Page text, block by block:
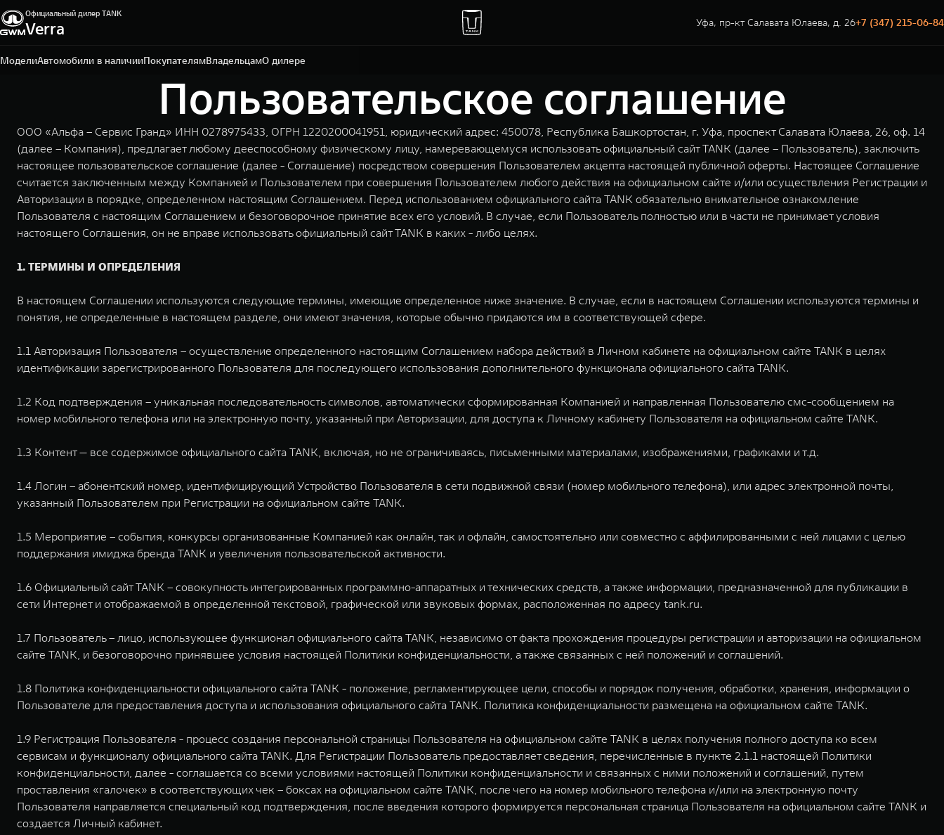
Официальный дилер TANK
Verra Уфа, пр-кт Салавата Юлаева, д. 26+7 (347) 215-06-84
МоделиАвтомобили в наличииПокупателямВладельцамО дилере
Уфа, пр-кт Салавата Юлаева, д. 26
+7 (347) 215-06-84
Пользовательское соглашение
ООО «Альфа – Сервис Гранд» ИНН 0278975433, ОГРН 1220200041951, юридический адрес: 450078, Республика Башкортостан, г. Уфа, проспект Салавата Юлаева, 26, оф. 14
(далее – Компания), предлагает любому дееспособному физическому лицу, намеревающемуся использовать официальный сайт TANK (далее – Пользователь), заключить
настоящее пользовательское соглашение (далее - Соглашение) посредством совершения Пользователем акцепта настоящей публичной оферты. Настоящее Соглашение
считается заключенным между Компанией и Пользователем при совершения Пользователем любого действия на официальном сайте и/или осуществления Регистрации и
Авторизации в порядке, определенном настоящим Соглашением. Перед использованием официального сайта TANK обязательно внимательное ознакомление
Пользователя с настоящим Соглашением и безоговорочное принятие всех его условий. В случае, если Пользователь полностью или в части не принимает условия
настоящего Соглашения, он не вправе использовать официальный сайт TANK в каких - либо целях.
1. ТЕРМИНЫ И ОПРЕДЕЛЕНИЯ
В настоящем Соглашении используются следующие термины, имеющие определенное ниже значение. В случае, если в настоящем Соглашении используются термины и
понятия, не определенные в настоящем разделе, они имеют значения, которые обычно придаются им в соответствующей сфере.
1.1 Авторизация Пользователя – осуществление определенного настоящим Соглашением набора действий в Личном кабинете на официальном сайте TANK в целях
идентификации зарегистрированного Пользователя для последующего использования дополнительного функционала официального сайта TANK.
1.2 Код подтверждения – уникальная последовательность символов, автоматически сформированная Компанией и направленная Пользователю смс-сообщением на
номер мобильного телефона или на электронную почту, указанный при Авторизации, для доступа к Личному кабинету Пользователя на официальном сайте TANK.
1.3 Контент — все содержимое официального сайта TANK, включая, но не ограничиваясь, письменными материалами, изображениями, графиками и т.д.
1.4 Логин – абонентский номер, идентифицирующий Устройство Пользователя в сети подвижной связи (номер мобильного телефона), или адрес электронной почты,
указанный Пользователем при Регистрации на официальном сайте TANK.
1.5 Мероприятие – события, конкурсы организованные Компанией как онлайн, так и офлайн, самостоятельно или совместно с аффилированными с ней лицами с целью
поддержания имиджа бренда TANK и увеличения пользовательской активности.
1.6 Официальный сайт TANK – совокупность интегрированных программно-аппаратных и технических средств, а также информации, предназначенной для публикации в
сети Интернет и отображаемой в определенной текстовой, графической или звуковых формах, расположенная по адресу tank.ru.
1.7 Пользователь – лицо, использующее функционал официального сайта TANK, независимо от факта прохождения процедуры регистрации и авторизации на официальном
сайте TANK, и безоговорочно принявшее условия настоящей Политики конфиденциальности, а также связанных с ней положений и соглашений.
1.8 Политика конфиденциальности официального сайта TANK - положение, регламентирующее цели, способы и порядок получения, обработки, хранения, информации о
Пользователе для предоставления доступа и использования официального сайта TANK. Политика конфиденциальности размещена на официальном сайте TANK.
1.9 Регистрация Пользователя - процесс создания персональной страницы Пользователя на официальном сайте TANK в целях получения полного доступа ко всем
сервисам и функционалу официального сайта TANK. Для Регистрации Пользователь предоставляет сведения, перечисленные в пункте 2.1.1 настоящей Политики
конфиденциальности, далее - соглашается со всеми условиями настоящей Политики конфиденциальности и связанных с ними положений и соглашений, путем
проставления «галочек» в соответствующих чек – боксах на официальном сайте TANK, после чего на номер мобильного телефона и/или на электронную почту
Пользователя направляется специальный код подтверждения, после введения которого формируется персональная страница Пользователя на официальном сайте TANK и
создается Личный кабинет.